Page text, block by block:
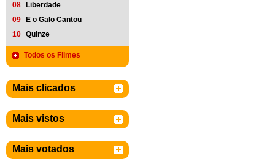
08
Liberdade
09
E o Galo Cantou
10 Quinze
Todos os Filmes
Mais clicados
Mais vistos
Mais votados